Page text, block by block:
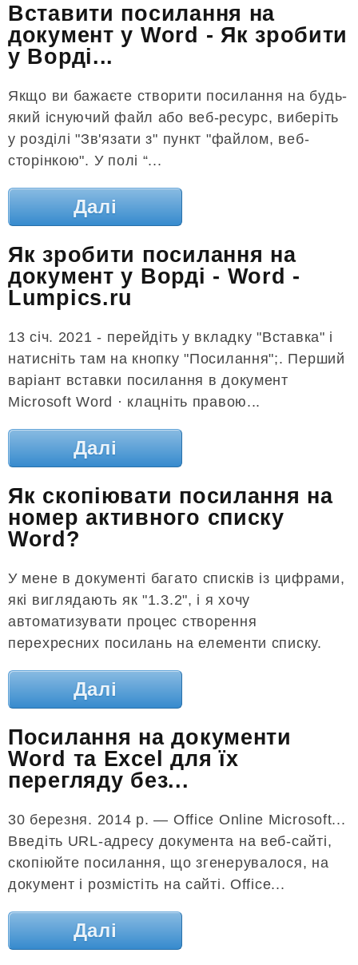
Вставити посилання на
документ у Word - Як зробити
у Ворді...
Якщо ви бажаєте створити посилання на будь-
який існуючий файл або веб-ресурс, виберіть
у розділі "Зв'язати з" пункт "файлом, веб-
сторінкою". У полі “...
Далі
Як зробити посилання на
документ у Ворді - Word -
Lumpics.ru
13 січ. 2021 - перейдіть у вкладку "Вставка" і
натисніть там на кнопку "Посилання";. Перший
варіант вставки посилання в документ
Microsoft Word · клацніть правою...
Далі
Як скопіювати посилання на
номер активного списку
Word?
У мене в документі багато списків із цифрами,
які виглядають як "1.3.2", і я хочу
автоматизувати процес створення
перехресних посилань на елементи списку.
Далі
Посилання на документи
Word та Excel для їх
перегляду без...
30 березня. 2014 р. — Office Online Microsoft...
Введіть URL-адресу документа на веб-сайті,
скопіюйте посилання, що згенерувалося, на
документ і розмістіть на сайті. Office...
Далі